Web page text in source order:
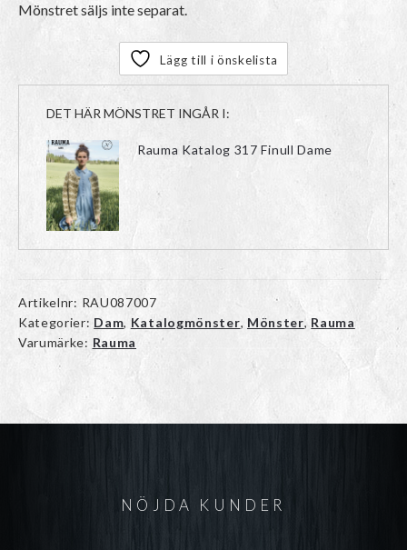
Mönstret säljs inte separat.
Lägg till i önskelista
DET HÄR MÖNSTRET INGÅR I:
Rauma Katalog 317 Finull Dame
Artikelnr: RAU087007
Kategorier: Dam, Katalogmönster, Mönster, Rauma
Varumärke: Rauma
NÖJDA KUNDER